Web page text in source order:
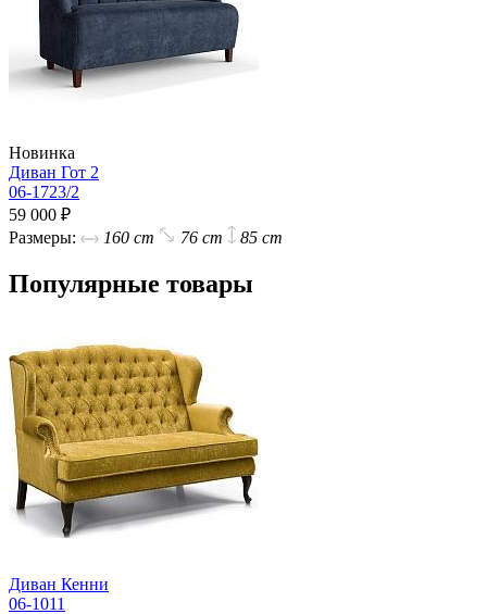
Новинка
Диван Гот 2
06-1723/2
59 000 ₽
Размеры:
160 cm 76 cm 85 cm
Популярные товары
Диван Кенни
06-1011